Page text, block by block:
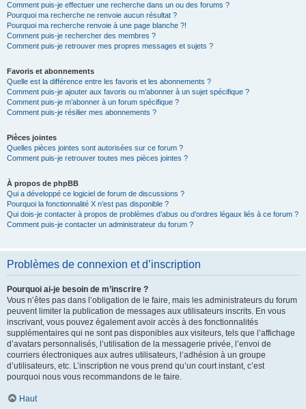
Comment puis-je effectuer une recherche dans un ou des forums ?
Pourquoi ma recherche ne renvoie aucun résultat ?
Pourquoi ma recherche renvoie à une page blanche ?!
Comment puis-je rechercher des membres ?
Comment puis-je retrouver mes propres messages et sujets ?
Favoris et abonnements
Quelle est la différence entre les favoris et les abonnements ?
Comment puis-je ajouter aux favoris ou m’abonner à un sujet spécifique ?
Comment puis-je m’abonner à un forum spécifique ?
Comment puis-je résilier mes abonnements ?
Pièces jointes
Quelles pièces jointes sont autorisées sur ce forum ?
Comment puis-je retrouver toutes mes pièces jointes ?
À propos de phpBB
Qui a développé ce logiciel de forum de discussions ?
Pourquoi la fonctionnalité X n’est pas disponible ?
Qui dois-je contacter à propos de problèmes d’abus ou d’ordres légaux liés à ce forum ?
Comment puis-je contacter un administrateur du forum ?
Problèmes de connexion et d’inscription
Pourquoi ai-je besoin de m’inscrire ?
Vous n’êtes pas dans l’obligation de le faire, mais les administrateurs du forum
peuvent limiter la publication de messages aux utilisateurs inscrits. En vous
inscrivant, vous pouvez également avoir accès à des fonctionnalités
supplémentaires qui ne sont pas disponibles aux visiteurs, tels que l’affichage
d’avatars personnalisés, l’utilisation de la messagerie privée, l’envoi de
courriers électroniques aux autres utilisateurs, l’adhésion à un groupe
d’utilisateurs, etc. L’inscription ne vous prend qu’un court instant, c’est
pourquoi nous vous recommandons de le faire.
Haut